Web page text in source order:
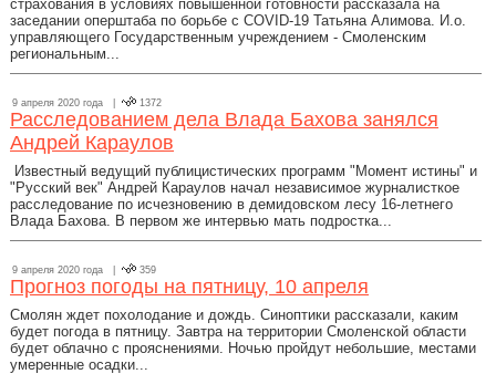
страхования в условиях повышенной готовности рассказала на
заседании оперштаба по борьбе с COVID-19 Татьяна Алимова. И.о.
управляющего Государственным учреждением - Смоленским
региональным...
9 апреля 2020 года | 1372
Расследованием дела Влада Бахова занялся
Андрей Караулов
Известный ведущий публицистических программ "Момент истины" и
"Русский век" Андрей Караулов начал независимое журналисткое
расследование по исчезновению в демидовском лесу 16-летнего
Влада Бахова. В первом же интервью мать подростка...
9 апреля 2020 года | 359
Прогноз погоды на пятницу, 10 апреля
Смолян ждет похолодание и дождь. Синоптики рассказали, каким
будет погода в пятницу. Завтра на территории Смоленской области
будет облачно с прояснениями. Ночью пройдут небольшие, местами
умеренные осадки...